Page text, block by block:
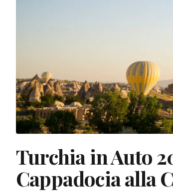
Turchia in Auto
Cappadocia alla